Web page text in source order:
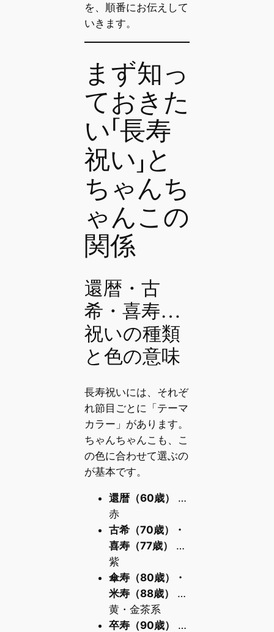
を、順番にお伝えして
いきます。
まず知っ
ておきた
い「長寿
祝い」と
ちゃんち
ゃんこの
関係
還暦・古
希・喜寿…
祝いの種類
と色の意味
長寿祝いには、それぞ
れ節目ごとに「テーマ
カラー」があります。
ちゃんちゃんこも、こ
の色に合わせて選ぶの
が基本です。
還暦（60歳）
…
赤
古希（70歳）・
喜寿（77歳）
…
紫
傘寿（80歳）・
米寿（88歳）
…
黄・金茶系
卒寿（90歳）
…